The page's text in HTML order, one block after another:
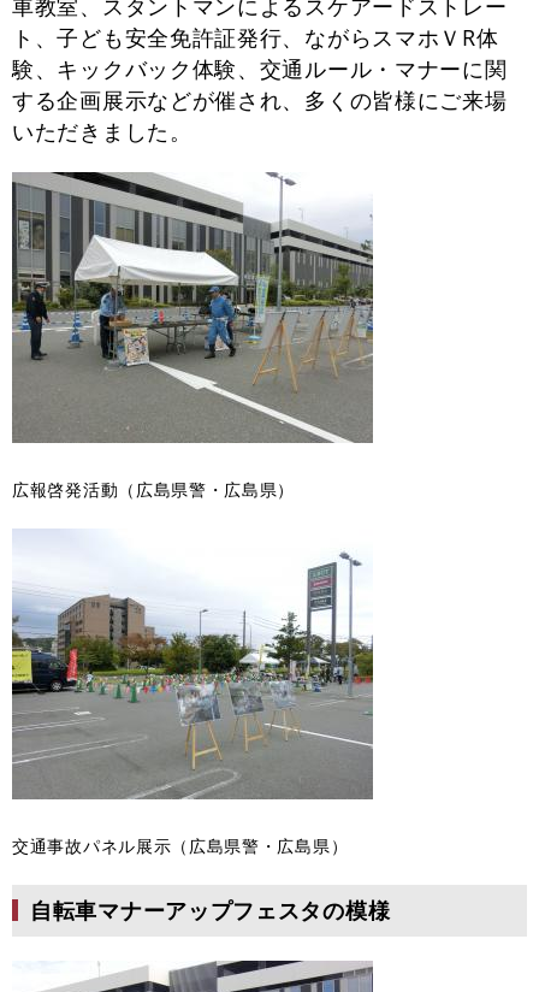
ト、子ども安全免許証発行、ながらスマホＶR体
験、キックバック体験、交通ルール・マナーに関
する企画展示などが催され、多くの皆様にご来場
いただきました。
広報啓発活動（広島県警・広島県）
交通事故パネル展示（広島県警・広島県）
自転車マナーアップフェスタの模様